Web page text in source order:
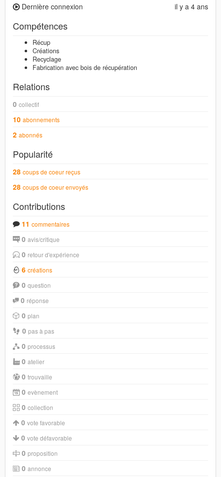
il y a 4 ans
Dernière connexion
Compétences
Récup
Créations
Recyclage
Fabrication avec bois de récupération
Relations
0 collectif
10 abonnements
2 abonnés
Popularité
28 coups de coeur reçus
28 coups de coeur envoyés
Contributions
11 commentaires
0 avis/critique
0 retour d'expérience
6 créations
0 question
0 réponse
0 plan
0 pas à pas
0 processus
0 atelier
0 trouvaille
0 evènement
0 collection
0 vote favorable
0 vote défavorable
0 proposition
0 annonce